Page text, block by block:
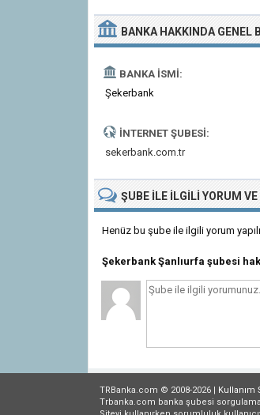
BANKA HAKKINDA GENEL
BANKA İSMI:
Şekerbank
İNTERNET ŞUBESI:
sekerbank.com.tr
ŞUBE ILE İLGILIYORUM
Henüz bu şube ile ilgili yorum
Şekerbank Şanlıurfa şubesi
TRBanka.com © 2008-2026 | Kullanım
Trbanka.com banka şubesi sorgulama